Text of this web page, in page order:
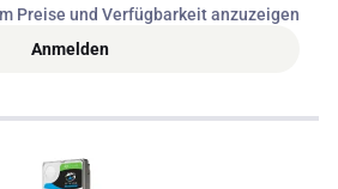
Preise und Verfügbarkeit anzuzeigen
Anmelden